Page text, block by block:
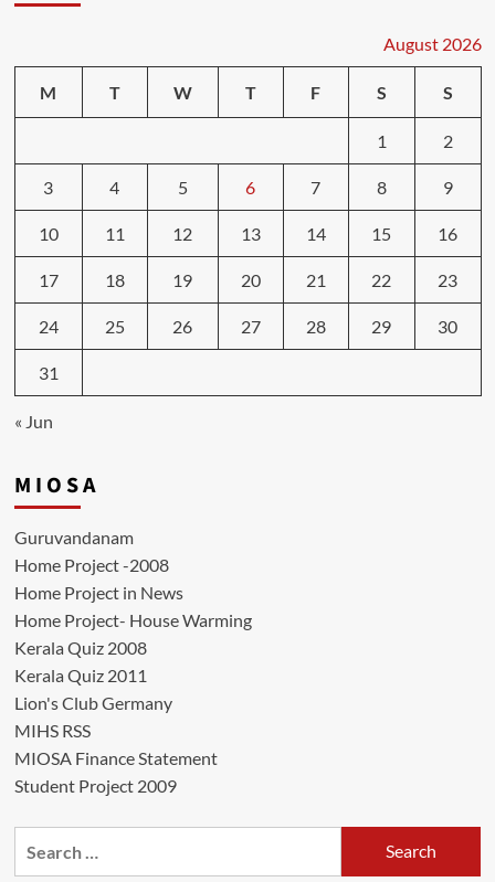
August 2026
M T W T F S S
1 2
3 4 5 6 7 8 9
10 11 12 13 14 15 16
17 18 19 20 21 22 23
24 25 26 27 28 29 30
31
« Jun
M I O S A
Guruvandanam
Home Project -2008
Home Project in News
Home Project- House Warming
Kerala Quiz 2008
Kerala Quiz 2011
Lion's Club Germany
MIHS RSS
MIOSA Finance Statement
Student Project 2009